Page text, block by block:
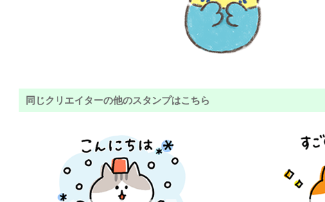
同じクリエイターの他のスタンプはこちら